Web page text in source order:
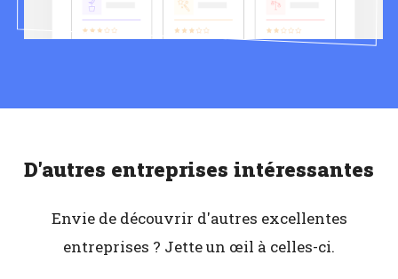
D'autres entreprises intéressantes
Envie de découvrir d'autres excellentes
entreprises ? Jette un œil à celles-ci.